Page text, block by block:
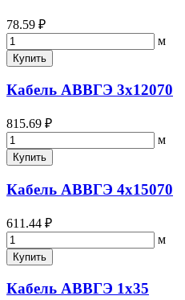
78.59 ₽
м
Купить
Кабель АВВГЭ 3х12070
815.69 ₽
м
Купить
Кабель АВВГЭ 4х15070
611.44 ₽
м
Купить
Кабель АВВГЭ 1х35